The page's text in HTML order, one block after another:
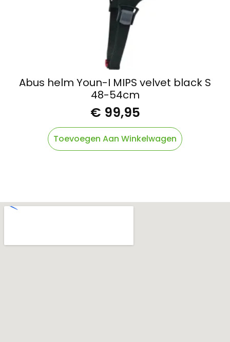
Abus helm Youn-I MIPS velvet black S
48-54cm
€ 99,95
Toevoegen Aan Winkelwagen